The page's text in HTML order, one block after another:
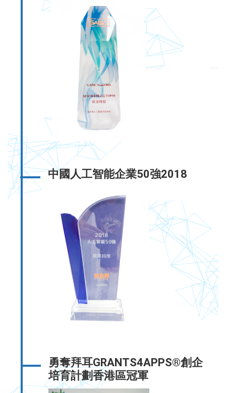
中國人工智能企業50強2018
勇奪拜耳GRANTS4APPS®創企
培育計劃香港區冠軍